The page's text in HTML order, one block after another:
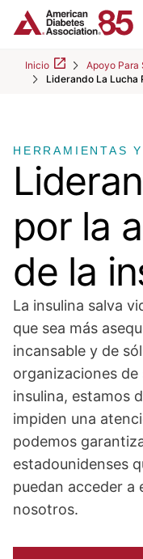
Skip to Main content
Inicio
Apoyo Para
Liderando La Lucha
main
content
HERRAMIENTAS
por la
de la
La insulina salva
que sea más
incansable y de
organizaciones
insulina, estamos
impiden una
podemos
estadounidenses
puedan acceder a
nosotros.